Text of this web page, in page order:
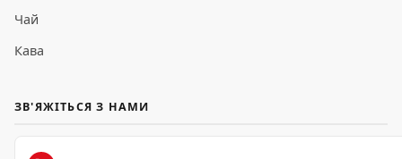
Чай
Кава
ЗВ'ЯЖІТЬСЯ З НАМИ